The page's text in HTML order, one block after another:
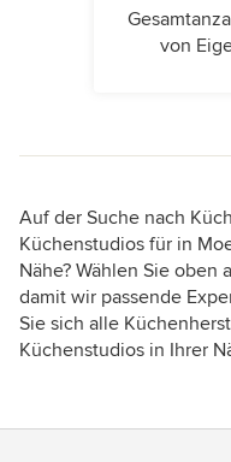
von
Auf der Suche nach
Küchenstudios für in
Nähe? Wählen Sie oben
damit wir passende
Sie sich alle
Küchenstudios in Ihrer